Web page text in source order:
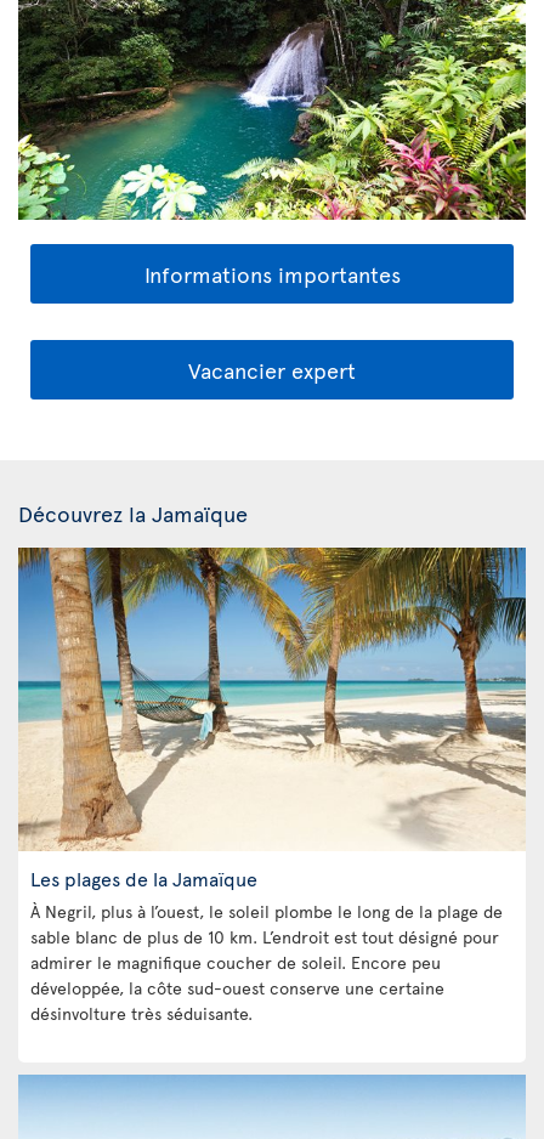
Informations importantes
Vacancier expert
Découvrez la Jamaïque
Les plages de la Jamaïque
À Negril, plus à l’ouest, le soleil plombe le long de la plage de
sable blanc de plus de 10 km. L’endroit est tout désigné pour
admirer le magnifique coucher de soleil. Encore peu
développée, la côte sud-ouest conserve une certaine
désinvolture très séduisante.